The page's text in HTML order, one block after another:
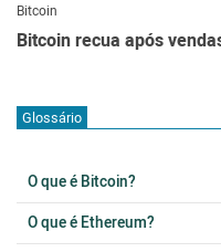
Bitcoin
Bitcoin recua após
Glossário
O que é Bitcoin?
O que é Ethereum?